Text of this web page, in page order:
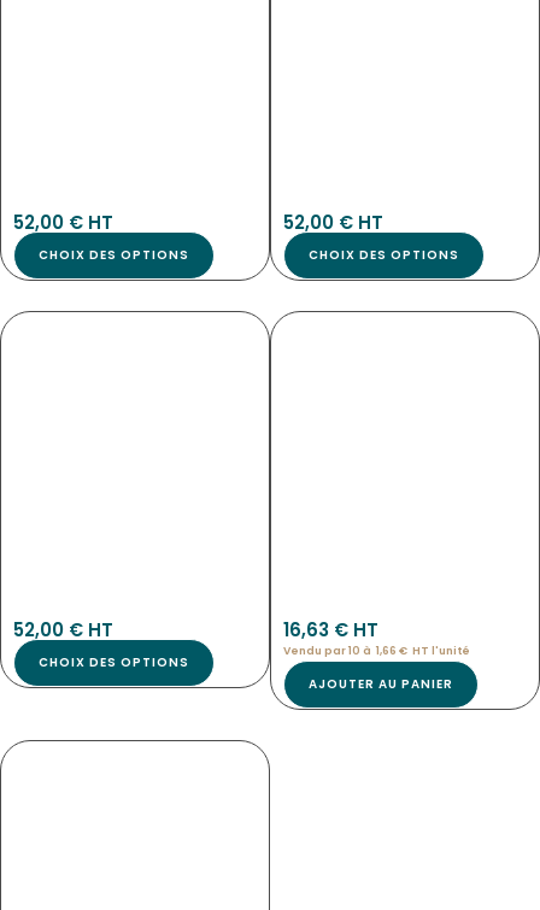
52,00 € HT
CHOIX DES OPTIONS
52,00 € HT
CHOIX DES OPTIONS
52,00 € HT
CHOIX DES OPTIONS
16,63 € HT
Vendu par 10 à 1,66 € HT l'unité
AJOUTER AU PANIER